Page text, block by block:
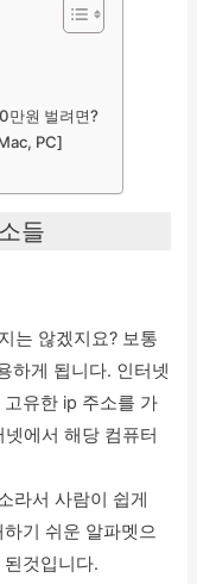
만원 벌려면?
PC]
들
는 않겠지요? 보통
하게 됩니다. 인터넷
유한 ip 주소를 가
에서 해당 컴퓨터
라서 사람이 쉽게
기 쉬운 알파멧으
것입니다.